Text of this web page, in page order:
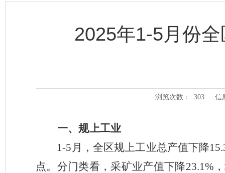
2025年1-5月份
浏览次数： 303 信
一、规上工业
1-5 月，全区规上工业总产值下降
点。分门类看，采矿业产值下降23.1%